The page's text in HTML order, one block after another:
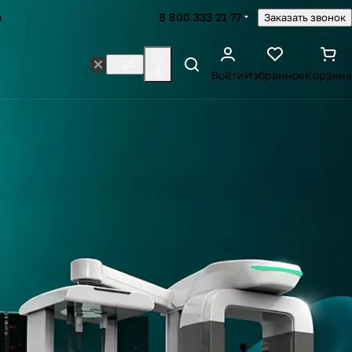
8 800 333 21 77 Заказать звонок
ВойтиИзбранноеКорзина